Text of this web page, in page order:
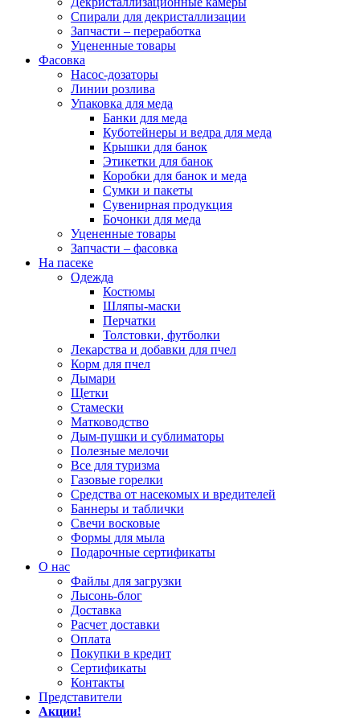
Спирали для декристаллизации
Запчасти – переработка
Уцененные товары
Фасовка
Насос-дозаторы
Линии розлива
Упаковка для меда
Банки для меда
Куботейнеры и ведра для меда
Крышки для банок
Этикетки для банок
Коробки для банок и меда
Сумки и пакеты
Сувенирная продукция
Бочонки для меда
Уцененные товары
Запчасти – фасовка
На пасеке
Одежда
Костюмы
Шляпы-маски
Перчатки
Толстовки, футболки
Лекарства и добавки для пчел
Корм для пчел
Дымари
Щетки
Стамески
Матководство
Дым-пушки и сублиматоры
Полезные мелочи
Все для туризма
Газовые горелки
Средства от насекомых и вредителей
Баннеры и таблички
Свечи восковые
Формы для мыла
Подарочные сертификаты
О нас
Файлы для загрузки
Лысонь-блог
Доставка
Расчет доставки
Оплата
Покупки в кредит
Сертификаты
Контакты
Представители
Акции!